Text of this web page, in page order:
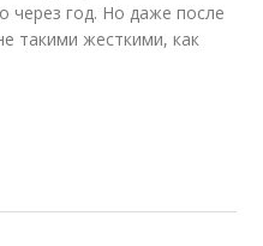
через год. Но даже после
такими жесткими, как